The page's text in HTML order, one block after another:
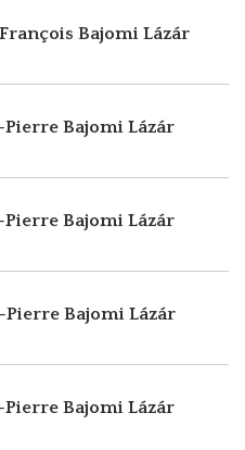
Bajomi Lázár
Pierre Bajomi Lázár
Pierre Bajomi Lázár
Pierre Bajomi Lázár
Pierre Bajomi Lázár